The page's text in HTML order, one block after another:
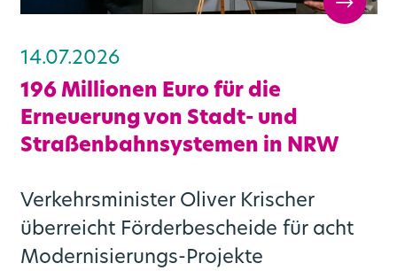
14.07.2026
196 Millionen Euro für die
Erneuerung von Stadt- und
Straßenbahnsystemen in NRW
Verkehrsminister Oliver Krischer
überreicht Förderbescheide für acht
Modernisierungs-Projekte